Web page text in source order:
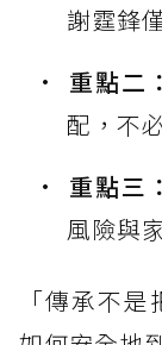
謝霆鋒
重點二：
配，不
重點三
風險與
「傳承不